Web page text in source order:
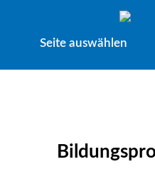
Seite auswählen